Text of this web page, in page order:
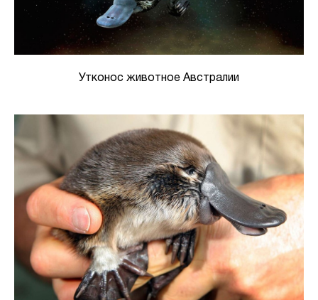
Утконос животное Австралии